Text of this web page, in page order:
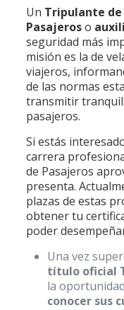
Un Tripulante de
Pasajeroso
seguridad más
misión es la de
viajeros,
de las normas
transmitir
pasajeros.
Si estás
carrera
de Pasajeros
presenta.
plazas de estas
obtener tu
poder
Una vez
título oficial
la
conocer sus